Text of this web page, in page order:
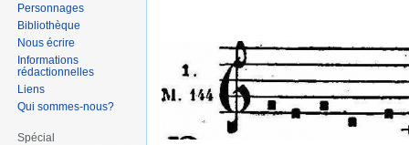
Personnages
Bibliothèque
Nous écrire
Informations
rédactionnelles
Liens
Qui sommes-nous?
Spécial